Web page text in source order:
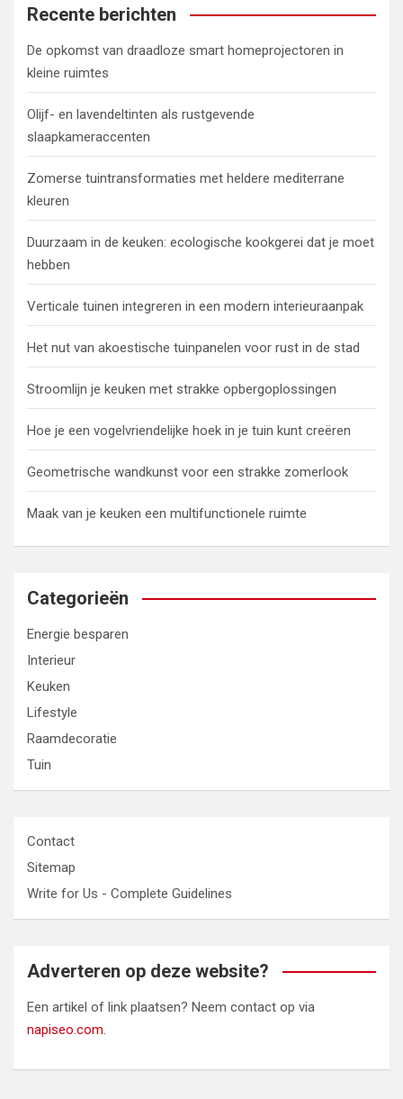
e
Recente berichten
De opkomst van draadloze smart homeprojectoren in
kleine ruimtes
Olijf- en lavendeltinten als rustgevende
slaapkameraccenten
Zomerse tuintransformaties met heldere mediterrane
kleuren
Duurzaam in de keuken: ecologische kookgerei dat je moet
hebben
Verticale tuinen integreren in een modern interieuraanpak
Het nut van akoestische tuinpanelen voor rust in de stad
Stroomlijn je keuken met strakke opbergoplossingen
Hoe je een vogelvriendelijke hoek in je tuin kunt creëren
Geometrische wandkunst voor een strakke zomerlook
Maak van je keuken een multifunctionele ruimte
Categorieën
Energie besparen
Interieur
Keuken
Lifestyle
Raamdecoratie
Tuin
Contact
Sitemap
Write for Us - Complete Guidelines
Adverteren op deze website?
Een artikel of link plaatsen? Neem contact op via
napiseo.com